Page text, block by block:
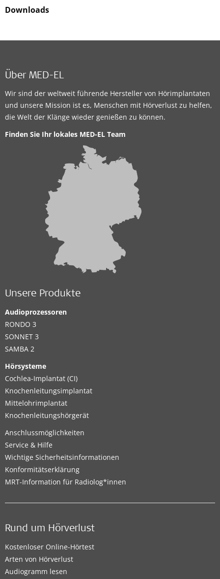
Downloads
Über MED-EL
Wir sind der weltweit führende Hersteller von Hörimplantaten
und unsere Mission ist es, Menschen mit Hörverlust zu helfen,
die Welt der Klänge wieder genießen zu können.
Finden Sie Ihr lokales MED-EL Team
Unsere Produkte
Audioprozessoren
RONDO 3
SONNET 3
SAMBA 2
Hörsysteme
Cochlea-Implantat (CI)
Knochenleitungsimplantat
Mittelohrimplantat
Knochenleitungshörgerät
Anschlussmöglichkeiten
Service & Hilfe
Wichtige Sicherheitsinformationen
Konformitätserklärung
MRT-Information für Radiolog*innen
Rund um Hörverlust
Kostenloser Online-Hörtest
Arten von Hörverlust
Audiogramm lesen